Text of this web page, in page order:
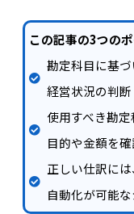
この記事の3つの
勘定科目に基
経営状況の判
使用すべき勘
目的や金額を
正しい仕訳に
自動化が可能